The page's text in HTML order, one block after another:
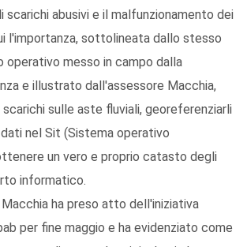
scarichi abusivi e il malfunzionamento dei
l'importanza, sottolineata dallo stesso
messo in campo dalla
e illustrato dall'assessore Macchia,
sulle aste fluviali, georeferenziarli
dati nel Sit (Sistema operativo
un vero e proprio catasto degli
informatico.
Macchia ha preso atto dell'iniziativa
per fine maggio e ha evidenziato come